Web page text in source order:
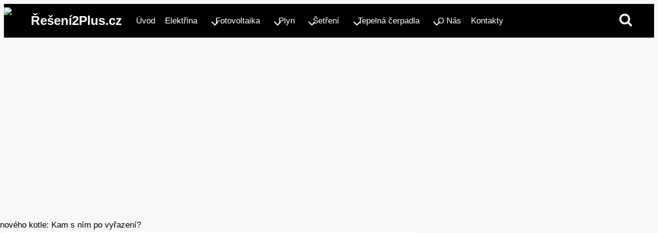
Přeskočit
obsah
Řešení2Plus.cz Úvod Elektřina Fotovoltaika Plyn Šetření Tepelná čerpadla O Nás Kontakty